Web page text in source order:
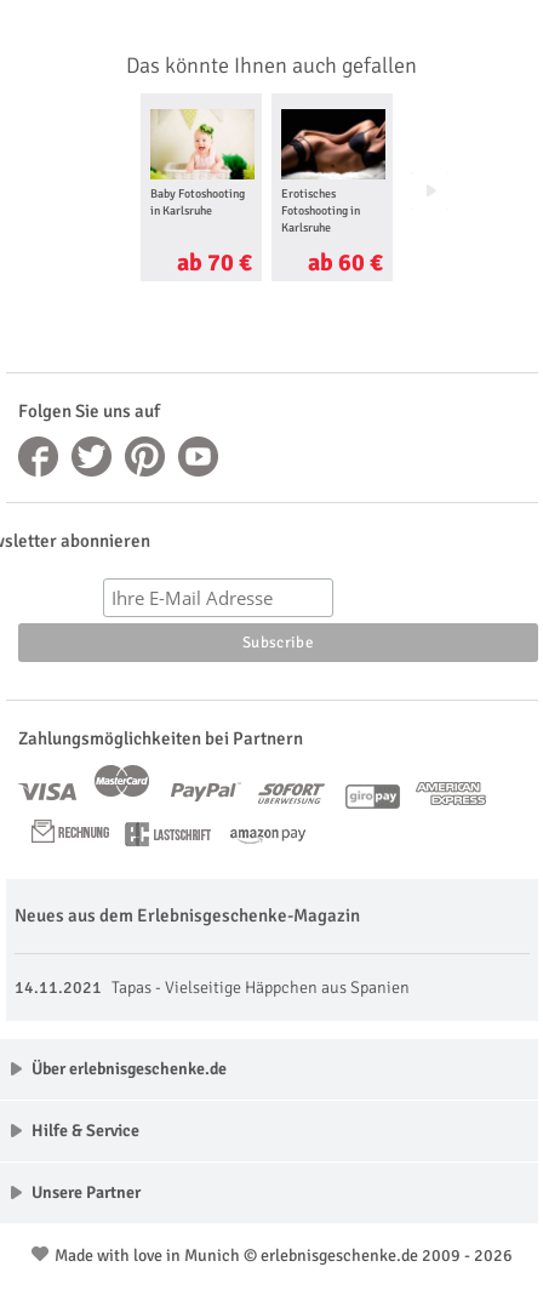
Das könnte Ihnen auch gefallen
Baby Fotoshooting
in Karlsruhe
ab 70 €
Erotisches
Fotoshooting in
Karlsruhe
ab 60 €
Familien
Folgen Sie uns auf
abonnieren
Zahlungsmöglichkeiten bei Partnern
Neues aus dem Erlebnisgeschenke-Magazin
14.11.2021 Tapas - Vielseitige Häppchen aus Spanien
Über erlebnisgeschenke.de
Hilfe & Service
Unsere Partner
Made with love in Munich © erlebnisgeschenke.de 2009 - 2026